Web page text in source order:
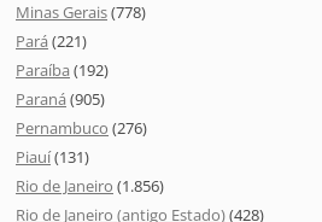
Minas Gerais(778)
Pará (221)
Paraíba (192)
Paraná (905)
Pernambuco (276)
Piauí(131)
Rio de Janeiro (1.856)
Rio de Janeiro (antigo Estado)(428)